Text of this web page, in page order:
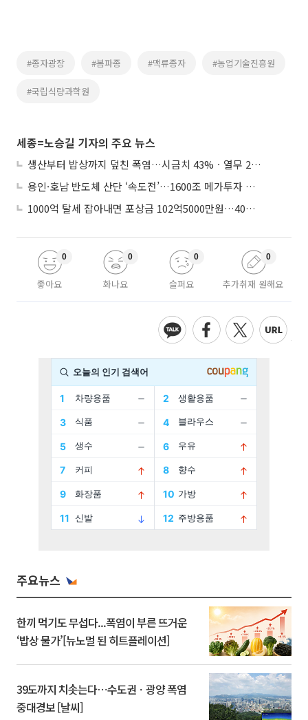
#종자광장 #봄파종 #맥류종자 #농업기술진흥원
#국립식량과학원
세종=노승길 기자의 주요 뉴스
생산부터 밥상까지 덮친 폭염…시금치 43%ㆍ열무 28% 급등
용인·호남 반도체 산단 ‘속도전’…1600조 메가투자 이행 총력
1000억 탈세 잡아내면 포상금 102억5000만원…40억 상한 없앤다
좋아요
0
화나요
0
슬퍼요
0
추가취재 원해요
0
주요뉴스
한끼 먹기도 무섭다...폭염이 부른 뜨거운
‘밥상 물가’[뉴노멀 된 히트플레이션]
39도까지 치솟는다⋯수도권ㆍ광양 폭염
중대경보 [날씨]